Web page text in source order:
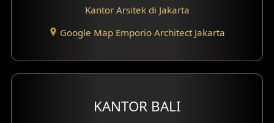
Desain Eksterior Perumahan
Desain Klinik
Kantor Arsitek di Jakarta
Google Map Emporio Architect Jakarta
KANTOR BALI